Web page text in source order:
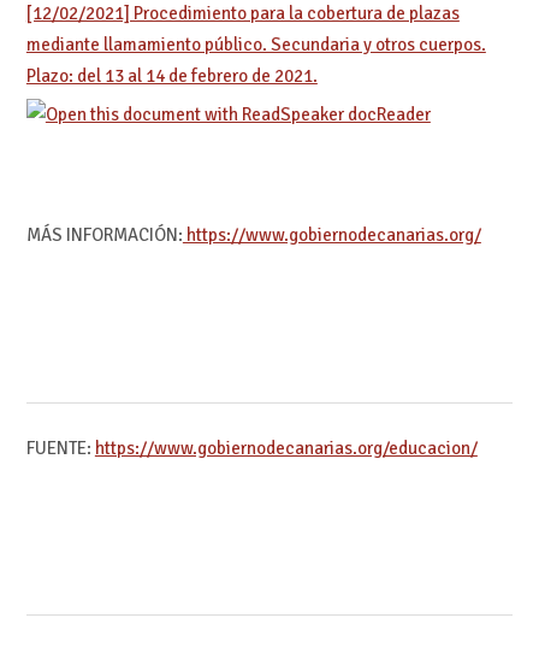
[12/02/2021] Procedimiento para la cobertura de plazas
mediante llamamiento público. Secundaria y otros cuerpos.
Plazo: del 13 al 14 de febrero de 2021.
MÁS INFORMACIÓN: https://www.gobiernodecanarias.org/
FUENTE: https://www.gobiernodecanarias.org/educacion/